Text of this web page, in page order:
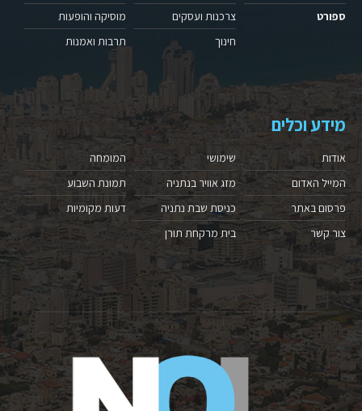
ספורט
צרכנות ועסקים
חינוך
מוסיקה והופעות
תרבות ואמנות
מידע וכלים
אודות
המייל האדום
פרסום באתר
צור קשר
שימושי
מזג אוויר בנתניה
כניסת שבת נתניה
בית מרקחת תורן
המומחה
תמונת השבוע
דעות מקומיות